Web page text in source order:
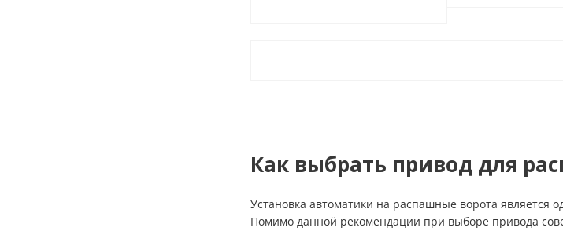
Как выбрать привод для
Установка автоматики на распашные ворота
Помимо данной рекомендации при выборе привода